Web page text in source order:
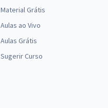
Material Grátis
Aulas ao Vivo
Aulas Grátis
Sugerir Curso